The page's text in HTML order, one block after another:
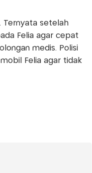
Ternyata setelah
Felia agar cepat
medis. Polisi
Felia agar tidak